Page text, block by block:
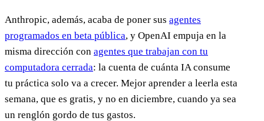
Anthropic, además, acaba de poner sus agentes
programados en beta pública, y OpenAI empuja en la
misma dirección con agentes que trabajan con tu
computadora cerrada: la cuenta de cuánta IA consume
tu práctica solo va a crecer. Mejor aprender a leerla esta
semana, que es gratis, y no en diciembre, cuando ya sea
un renglón gordo de tus gastos.